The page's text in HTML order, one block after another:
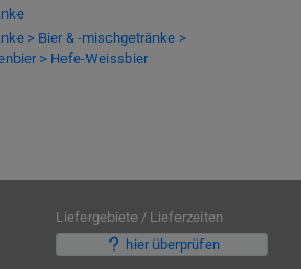
> Bier & -mischgetränke >
> Hefe-Weissbier
Liefergebiete / Lieferzeiten
hier überprüfen